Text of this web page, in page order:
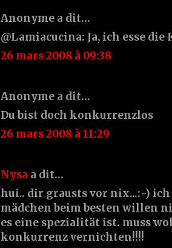
Anonyme a dit…
@Lamiacucina: Ja, ich esse
26 mars 2008 à 09:38
Anonyme a dit…
Du bist doch konkurrenzlos
26 mars 2008 à 11:29
Nysa a dit…
hui.. dir grausts vor nix...:-)
mädchen beim besten willen
es eine spezialität ist. muss
konkurrenz vernichten!!!!